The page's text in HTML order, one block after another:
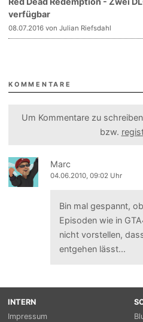
verfügbar
08.07.2016 von Julian Riefsdahl
KOMMENTARE
Um Kommentare zu
bzw.
Marc
04.06.2010, 09:02 Uhr
Bin mal gespannt,
Episoden wie in
nicht vorstellen,
entgehen lässt...
INTERN
Impressum